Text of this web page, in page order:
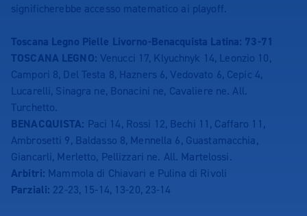
significherebbe accesso matematico ai playoff.
Toscana Legno Pielle Livorno-Benacquista Latina: 73-71
TOSCANA LEGNO: Venucci 17, Klyuchnyk 14, Leonzio 10,
Campori 8, Del Testa 8, Hazners 6, Vedovato 6, Cepic 4,
Lucarelli, Sinagra ne, Bonacini ne, Cavaliere ne. All.
Turchetto.
BENACQUISTA: Paci 14, Rossi 12, Bechi 11, Caffaro 11,
Ambrosetti 9, Baldasso 8, Mennella 6, Guastamacchia,
Giancarli, Merletto, Pellizzari ne. All. Martelossi.
Arbitri: Mammola di Chiavari e Pulina di Rivoli
Parziali: 22-23, 15-14, 13-20, 23-14